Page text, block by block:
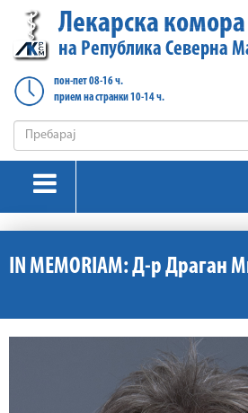
Лекарска комора
на Република Северна
пон-пет 08-16 ч.
прием на странки 10-14 ч.
IN MEMORIAM: Д-р Драган